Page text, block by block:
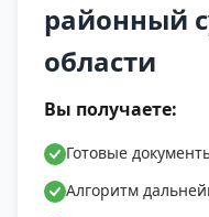
районный
области
Вы получаете:
Готовые
Алгоритм